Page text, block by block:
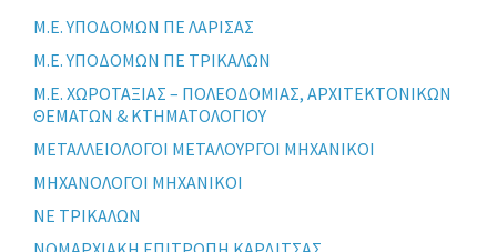
Μ.Ε. ΥΠΟΔΟΜΩΝ ΠΕ ΛΑΡΙΣΑΣ
Μ.Ε. ΥΠΟΔΟΜΩΝ ΠΕ ΤΡΙΚΑΛΩΝ
Μ.Ε. ΧΩΡΟΤΑΞΙΑΣ – ΠΟΛΕΟΔΟΜΙΑΣ, ΑΡΧΙΤΕΚΤΟΝΙΚΩΝ
ΘΕΜΑΤΩΝ & ΚΤΗΜΑΤΟΛΟΓΙΟΥ
ΜΕΤΑΛΛΕΙΟΛΟΓΟΙ ΜΕΤΑΛΟΥΡΓΟΙ ΜΗΧΑΝΙΚΟΙ
ΜΗΧΑΝΟΛΟΓΟΙ ΜΗΧΑΝΙΚΟΙ
ΝΕ ΤΡΙΚΑΛΩΝ